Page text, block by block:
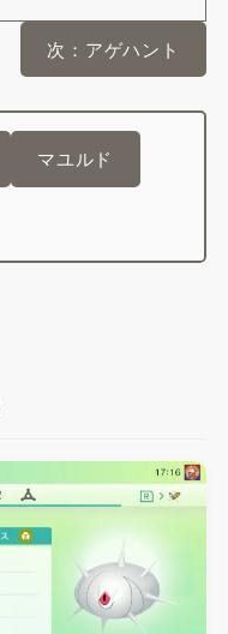
次：アゲハント
マユルド